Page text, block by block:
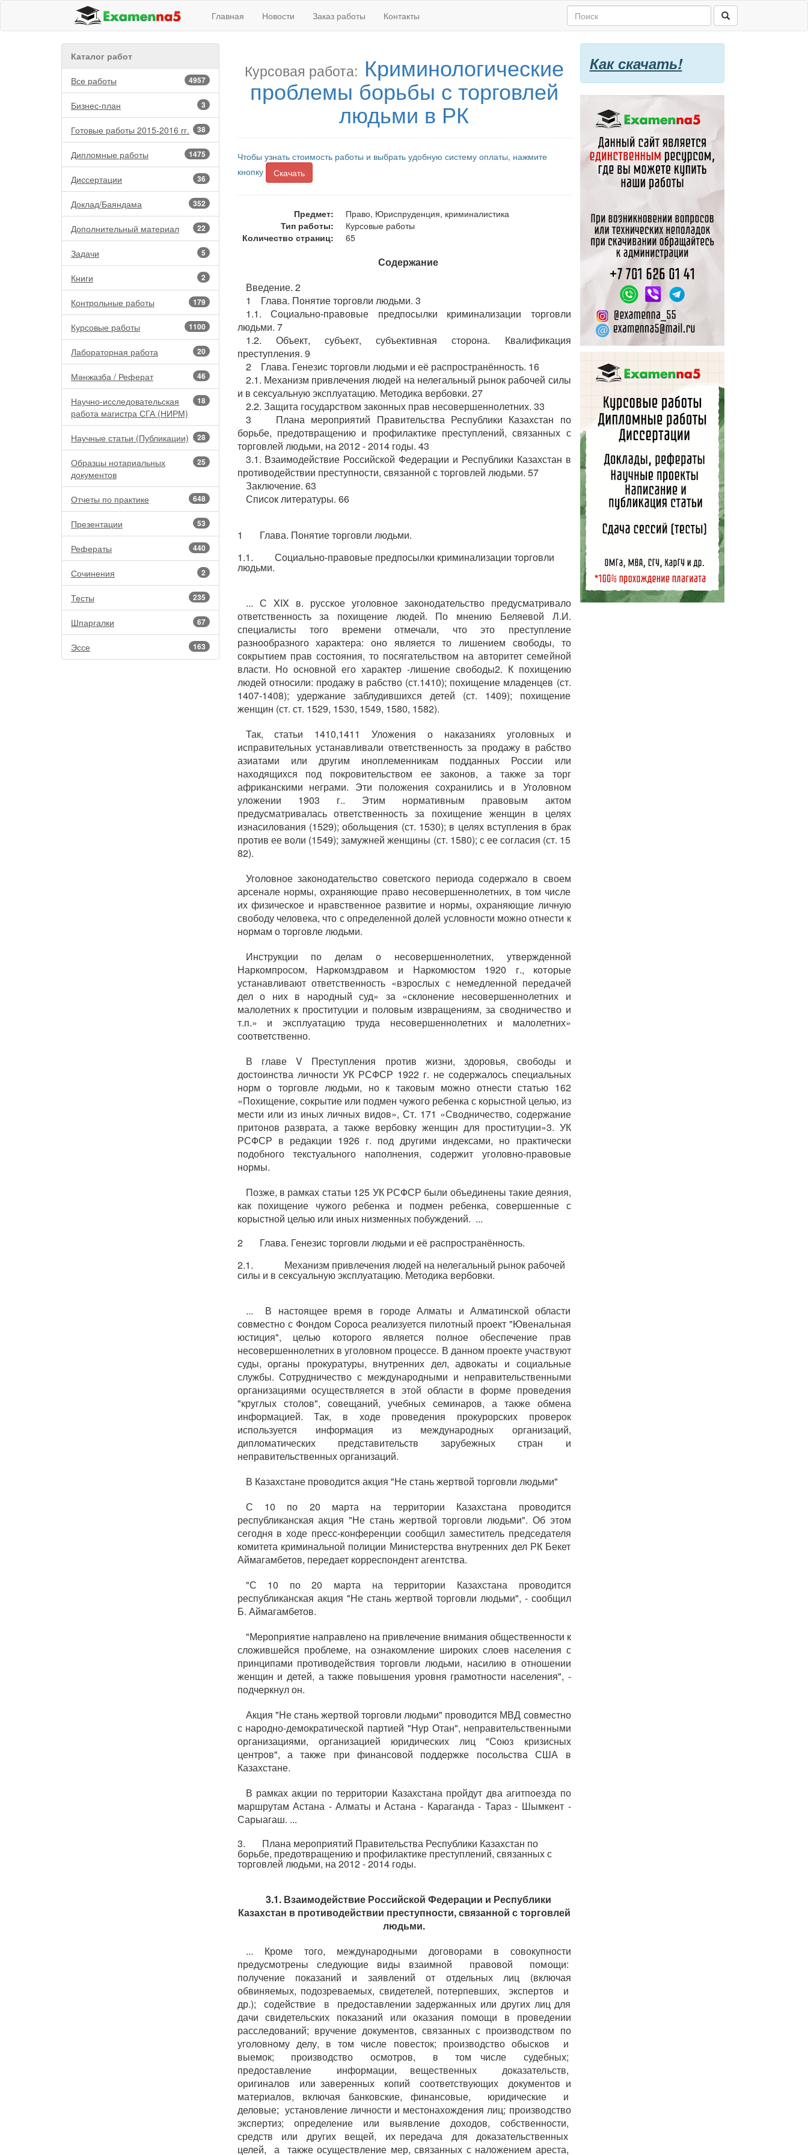
Главная Новости Заказ работы Контакты
Каталог работ
4957
Все работы
3
Бизнес-план
38
Готовые работы 2015-2016 гг.
1475
Дипломные работы
36
Диссертации
352
Доклад/Баяндама
22
Дополнительный материал
5
Задачи
2
Книги
179
Контрольные работы
1100
Курсовые работы
20
Лабораторная работа
46
Мәнжазба / Реферат
18
Научно-исследовательская
работа магистра СГА (НИРМ)
28
Научные статьи (Публикации)
25
Образцы нотариальных
документов
648
Отчеты по практике
53
Презентации
440
Рефераты
2
Сочинения
235
Тесты
67
Шпаргалки
163
Эссе
Курсовая работа: Криминологические
проблемы борьбы с торговлей
людьми в РК
Чтобы узнать стоимость работы и выбрать удобную систему оплаты, нажмите
кнопку
Скачать
Предмет:
Право, Юриспруденция, криминалистика
Тип работы:
Курсовые работы
Количество страниц:
65
Содержание
Введение. 2
1 Глава. Понятие торговли людьми. 3
1.1. Социально-правовые предпосылки криминализации торговли
людьми. 7
1.2. Объект, субъект, субъективная сторона. Квалификация
преступления. 9
2 Глава. Генезис торговли людьми и её распространённость. 16
2.1. Механизм привлечения людей на нелегальный рынок рабочей силы
и в сексуальную эксплуатацию. Методика вербовки. 27
2.2. Защита государством законных прав несовершеннолетних. 33
3 Плана мероприятий Правительства Республики Казахстан по
борьбе, предотвращению и профилактике преступлений, связанных с
торговлей людьми, на 2012 - 2014 годы. 43
3.1. Взаимодействие Российской Федерации и Республики Казахстан в
противодействии преступности, связанной с торговлей людьми. 57
Заключение. 63
Список литературы. 66
1 Глава. Понятие торговли людьми.
1.1. Социально-правовые предпосылки криминализации торговли
людьми.
... С XIX в. русское уголовное законодательство предусматривало
ответственность за похищение людей. По мнению Беляевой Л.И.
специалисты того времени отмечали, что это преступление
разнообразного характера: оно является то лишением свободы, то
сокрытием прав состояния, то посягательством на авторитет семейной
власти. Но основной его характер -лишение свободы2. К похищению
людей относили: продажу в рабство (ст.1410); похищение младенцев (ст.
1407-1408); удержание заблудившихся детей (ст. 1409); похищение
женщин (ст. ст. 1529, 1530, 1549, 1580, 1582).
Так, статьи 1410,1411 Уложения о наказаниях уголовных и
исправительных устанавливали ответственность за продажу в рабство
азиатами или другим иноплеменникам подданных России или
находящихся под покровительством ее законов, а также за торг
африканскими неграми. Эти положения сохранились и в Уголовном
уложении 1903 г.. Этим нормативным правовым актом
предусматривалась ответственность за похищение женщин в целях
изнасилования (1529); обольщения (ст. 1530); в целях вступления в брак
против ее воли (1549); замужней женщины (ст. 1580); с ее согласия (ст. 15
82).
Уголовное законодательство советского периода содержало в своем
арсенале нормы, охраняющие право несовершеннолетних, в том числе
их физическое и нравственное развитие и нормы, охраняющие личную
свободу человека, что с определенной долей условности можно отнести к
нормам о торговле людьми.
Инструкции по делам о несовершеннолетних, утвержденной
Наркомпросом, Наркомздравом и Наркомюстом 1920 г., которые
устанавливают ответственность «взрослых с немедленной передачей
дел о них в народный суд» за «склонение несовершеннолетних и
малолетних к проституции и половым извращениям, за сводничество и
т.п.» и эксплуатацию труда несовершеннолетних и малолетних»
соответственно.
В главе V Преступления против жизни, здоровья, свободы и
достоинства личности УК РСФСР 1922 г. не содержалось специальных
норм о торговле людьми, но к таковым можно отнести статью 162
«Похищение, сокрытие или подмен чужого ребенка с корыстной целью, из
мести или из иных личных видов», Ст. 171 «Сводничество, содержание
притонов разврата, а также вербовку женщин для проституции»3. УК
РСФСР в редакции 1926 г. под другими индексами, но практически
подобного текстуального наполнения, содержит уголовно-правовые
нормы.
Позже, в рамках статьи 125 УК РСФСР были объединены такие деяния,
как похищение чужого ребенка и подмен ребенка, совершенные с
корыстной целью или иных низменных побуждений. ...
2 Глава. Генезис торговли людьми и её распространённость.
2.1. Механизм привлечения людей на нелегальный рынок рабочей
силы и в сексуальную эксплуатацию. Методика вербовки.
... В настоящее время в городе Алматы и Алматинской области
совместно с Фондом Сороса реализуется пилотный проект "Ювенальная
юстиция", целью которого является полное обеспечение прав
несовершеннолетних в уголовном процессе. В данном проекте участвуют
суды, органы прокуратуры, внутренних дел, адвокаты и социальные
службы. Сотрудничество с международными и неправительственными
организациями осуществляется в этой области в форме проведения
"круглых столов", совещаний, учебных семинаров, а также обмена
информацией. Так, в ходе проведения прокурорских проверок
используется информация из международных организаций,
дипломатических представительств зарубежных стран и
неправительственных организаций.
В Казахстане проводится акция "Не стань жертвой торговли людьми"
С 10 по 20 марта на территории Казахстана проводится
республиканская акция "Не стань жертвой торговли людьми". Об этом
сегодня в ходе пресс-конференции сообщил заместитель председателя
комитета криминальной полиции Министерства внутренних дел РК Бекет
Аймагамбетов, передает корреспондент агентства.
"С 10 по 20 марта на территории Казахстана проводится
республиканская акция "Не стань жертвой торговли людьми", - сообщил
Б. Аймагамбетов.
"Мероприятие направлено на привлечение внимания общественности к
сложившейся проблеме, на ознакомление широких слоев населения с
принципами противодействия торговли людьми, насилию в отношении
женщин и детей, а также повышения уровня грамотности населения", -
подчеркнул он.
Акция "Не стань жертвой торговли людьми" проводится МВД совместно
с народно-демократической партией "Нур Отан", неправительственными
организациями, организацией юридических лиц "Союз кризисных
центров", а также при финансовой поддержке посольства США в
Казахстане.
В рамках акции по территории Казахстана пройдут два агитпоезда по
маршрутам Астана - Алматы и Астана - Караганда - Тараз - Шымкент -
Сарыагаш. ...
3. Плана мероприятий Правительства Республики Казахстан по
борьбе, предотвращению и профилактике преступлений, связанных с
торговлей людьми, на 2012 - 2014 годы.
3.1. Взаимодействие Российской Федерации и Республики
Казахстан в противодействии преступности, связанной с торговлей
людьми.
... Кроме того, международными договорами в совокупности
предусмотрены следующие виды взаимной правовой помощи:
получение показаний и заявлений от отдельных лиц (включая
обвиняемых, подозреваемых, свидетелей, потерпевших, экспертов и
др.); содействие в предоставлении задержанных или других лиц для
дачи свидетельских показаний или оказания помощи в проведении
расследований; вручение документов, связанных с производством по
уголовному делу, в том числе повесток; производство обысков и
выемок; производство осмотров, в том числе судебных;
предоставление информации, вещественных доказательств,
оригиналов или заверенных копий соответствующих документов и
материалов, включая банковские, финансовые, юридические и
деловые; установление личности и местонахождения лиц; производство
экспертиз; определение или выявление доходов, собственности,
средств или других вещей, их передача для доказательственных
целей, а также осуществление мер, связанных с наложением ареста,
Как скачать!